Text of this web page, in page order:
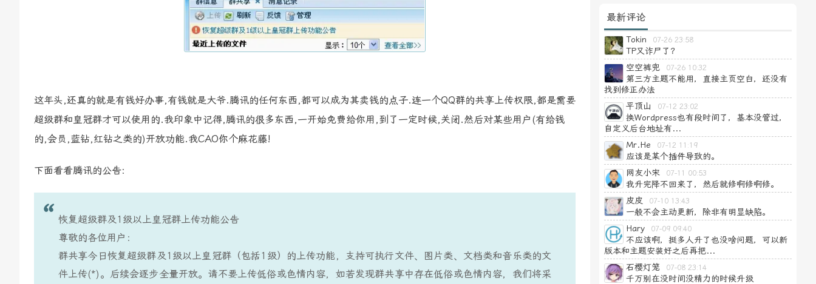
这年头,还真的就是有钱好办事,有钱就是大爷.腾讯的任何东西,都可以成为其卖钱的点子.连一个QQ群的共享上传权限,都是需要
超级群和皇冠群才可以使用的.我印象中记得,腾讯的很多东西,一开始免费给你用,到了一定时候,关闭.然后对某些用户(有给钱
的,会员,蓝钻,红钻之类的)开放功能.我CAO你个麻花藤!
下面看看腾讯的公告:
恢复超级群及1级以上皇冠群上传功能公告
尊敬的各位用户：
群共享今日恢复超级群及1级以上皇冠群（包括1级）的上传功能，支持可执行文件、图片类、文档类和音乐类的文
件上传(*)。后续会逐步全量开放。请不要上传低俗或色情内容，如若发现群共享中存在低俗或色情内容，我们将采
最新评论
Tokin 07-26 23:58
TP又诈尸了？
空空裤兜
07-26 10:32
第三方主题不能用，直接主页空白，还没有
找到修正办法
平顶山
07-12 23:02
换Wordpress也有段时间了，基本没管过，
自定义后台地址有...
Mr.He
07-12 11:19
应该是某个插件导致的。
网友小宋
07-11 00:53
我升完降不回来了，然后就修啊修啊修。
皮皮
07-10 13:43
一般不会主动更新，除非有明显缺陷。
Hary
07-09 09:40
不应该啊，挺多人升了也没啥问题，可以新
版本和主题安装好之后再把...
石樱灯笼
07-08 23:14
千万别在没时间没精力的时候升级